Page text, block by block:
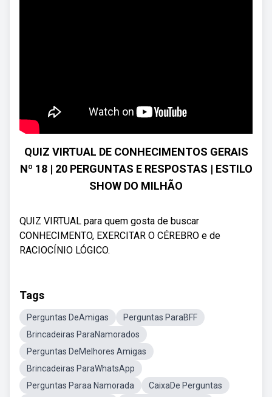
QUIZ VIRTUAL DE CONHECIMENTOS GERAIS
Nº 18 | 20 PERGUNTAS E RESPOSTAS | ESTILO
SHOW DO MILHÃO
QUIZ VIRTUAL para quem gosta de buscar
CONHECIMENTO, EXERCITAR O CÉREBRO e de
RACIOCÍNIO LÓGICO.
Tags
Perguntas DeAmigas
Perguntas ParaBFF
Brincadeiras ParaNamorados
Perguntas DeMelhores Amigas
Brincadeiras ParaWhatsApp
Perguntas Paraa Namorada
CaixaDe Perguntas